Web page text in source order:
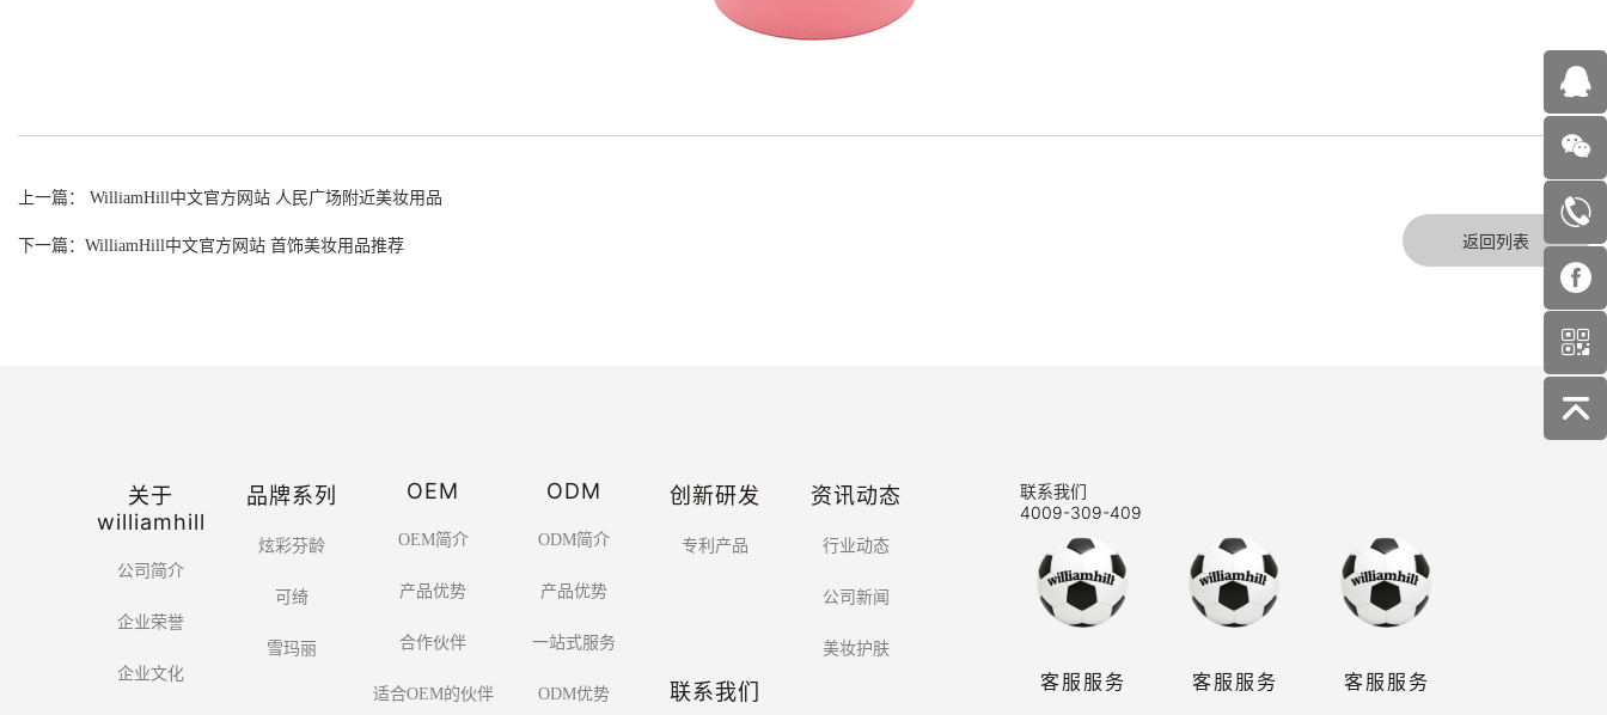
上一篇： WilliamHill中文官方网站 人民广场附近美妆用品
下一篇：WilliamHill中文官方网站 首饰美妆用品推荐 返回列表
关于
williamhill
公司简介
企业荣誉
企业文化
品牌系列
炫彩芬龄
可绮
雪玛丽
OEM
OEM简介
产品优势
合作伙伴
适合OEM的伙伴
ODM
ODM简介
产品优势
一站式服务
ODM优势
创新研发
专利产品
资讯动态
行业动态
公司新闻
美妆护肤
联系我们
联系我们
4009-309-409
客服服务 客服服务 客服服务